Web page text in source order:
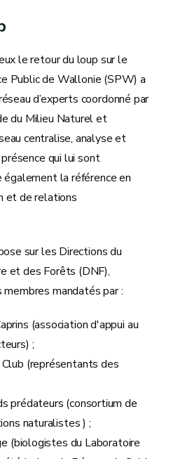
le retour du loup sur le
Public de Wallonie (SPW) a
d’experts coordonné par
du Milieu Naturel et
centralise, analyse et
qui lui sont
la référence en
et de relations
sur les Directions du
et des Forêts (DNF),
mandatés par :
(association d'appui au
;
(représentants des
prédateurs (consortium de
naturalistes ) ;
(biologistes du Laboratoire